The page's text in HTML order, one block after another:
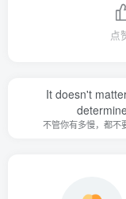
点
It doesn't
不管你有多慢，都不